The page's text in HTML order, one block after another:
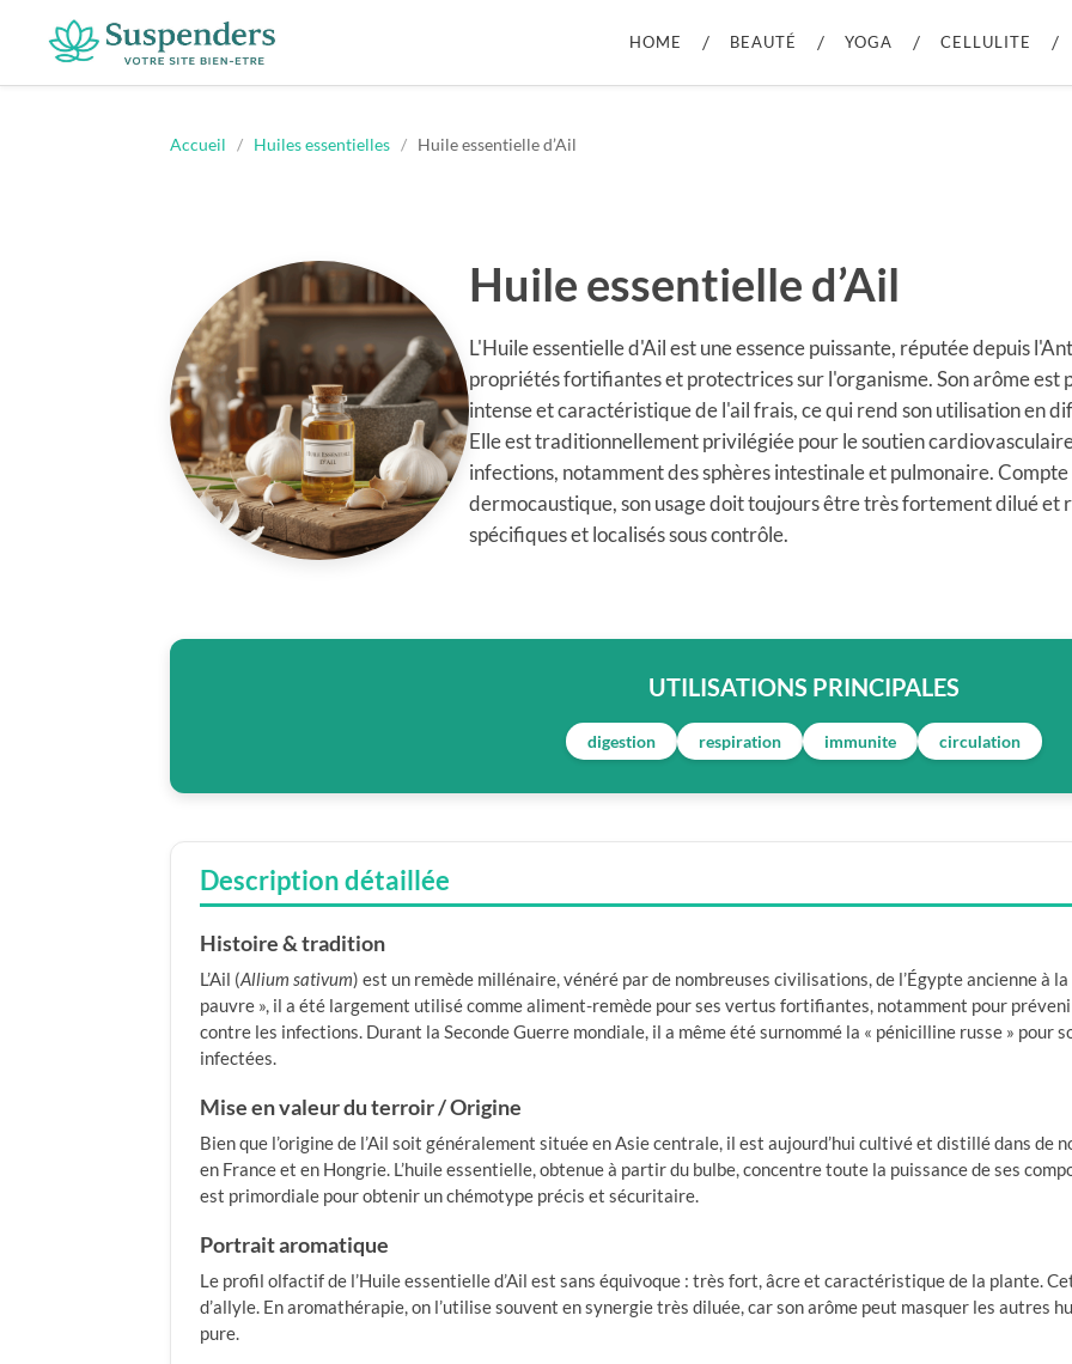
HOME BEAUTÉ YOGA CELLULITE
Accueil / Huiles essentielles / Huile essentielle d’Ail
Huile essentielle d’Ail
L'Huile essentielle d'Ail est une essence puissante, réputée depuis
propriétés fortifiantes et protectrices sur l'organisme. Son arôme est
intense et caractéristique de l'ail frais, ce qui rend son utilisation en
Elle est traditionnellement privilégiée pour le soutien
infections, notamment des sphères intestinale et pulmonaire.
dermocaustique, son usage doit toujours être très fortement dilué et
spécifiques et localisés sous contrôle.
UTILISATIONS PRINCIPALES
digestion respiration immunite circulation
Description détaillée
Histoire & tradition
L’Ail (Allium sativum) est un remède millénaire, vénéré par de nombreuses civilisations, de l’Égypte ancienne à
pauvre », il a été largement utilisé comme aliment-remède pour ses vertus fortifiantes, notamment pour
contre les infections. Durant la Seconde Guerre mondiale, il a même été surnommé la « pénicilline russe » pour
infectées.
Mise en valeur du terroir / Origine
Bien que l’origine de l’Ail soit généralement située en Asie centrale, il est aujourd’hui cultivé et distillé dans de
en France et en Hongrie. L’huile essentielle, obtenue à partir du bulbe, concentre toute la puissance de ses
est primordiale pour obtenir un chémotype précis et sécuritaire.
Portrait aromatique
Le profil olfactif de l’Huile essentielle d’Ail est sans équivoque : très fort, âcre et caractéristique de la plante.
d’allyle. En aromathérapie, on l’utilise souvent en synergie très diluée, car son arôme peut masquer les autres
pure.